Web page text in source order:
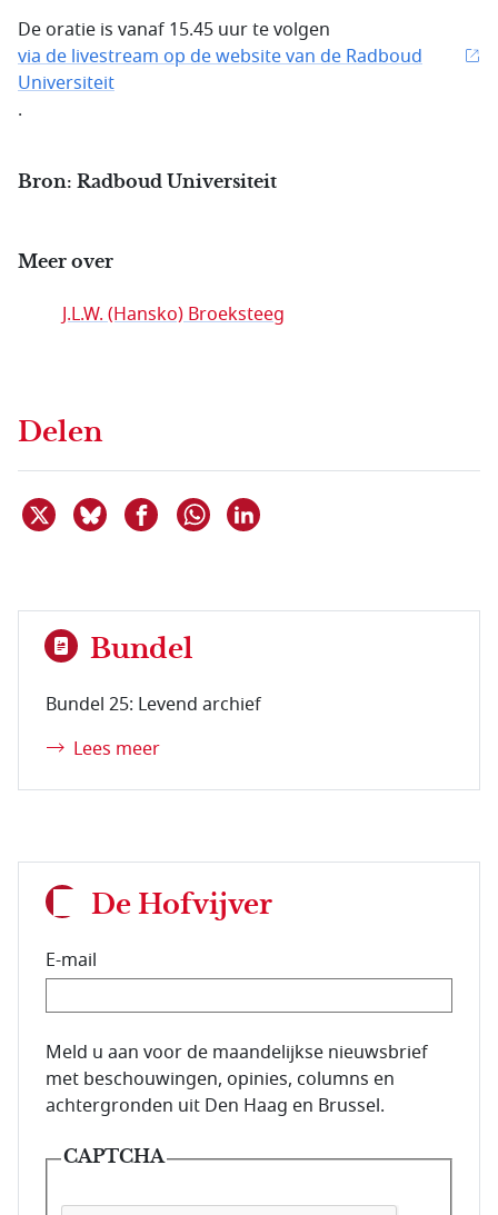
De oratie is vanaf 15.45 uur te volgen
via de livestream op de website van de Radboud
Universiteit
.
Bron: Radboud Universiteit
Meer over
J.L.W. (Hansko) Broeksteeg
Delen
Deel dit item op X
Deel dit item op Bluesky
Deel dit item op Facebook
Delen via WhatsApp
Bundel
Bundel 25: Levend archief
Lees meer
De Hofvijver
E-mail
E-mailadres van de abonnee.
Meld u aan voor de maandelijkse nieuwsbrief
met beschouwingen, opinies, columns en
achtergronden uit Den Haag en Brussel.
CAPTCHA